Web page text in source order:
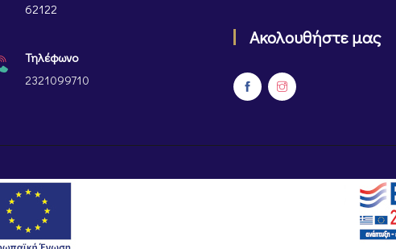
62122
Τηλέφωνο
2321099710
Ακολουθήστε μας